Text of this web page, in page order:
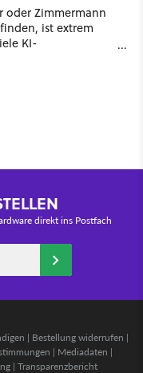
oder Zimmermann
ist extrem
KI-
direkt ins Postfach
| Bestellung widerrufen |
| Mediadaten |
| Transparenzbericht